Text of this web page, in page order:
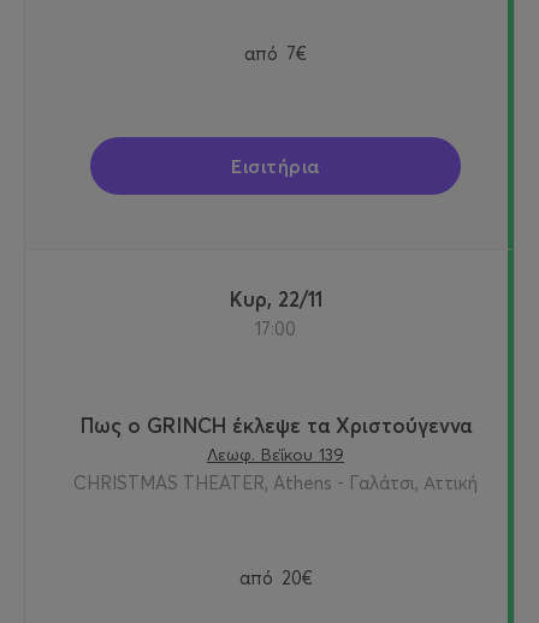
από 7€
Εισιτήρια
Κυρ, 22/11
17:00
Πως ο GRINCH έκλεψε τα Χριστούγεννα
Λεωφ. Βεΐκου 139
CHRISTMAS THEATER, Athens - Γαλάτσι, Αττική
από 20€